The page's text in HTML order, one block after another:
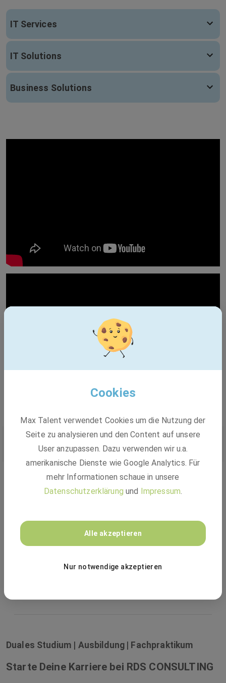
IT Services
IT Solutions
Business Solutions
Deine Einstiegsmöglichkeiten
Ausbildung
Duales Studium Freiwilliges Praktikum
Duales Studium | Ausbildung | Fachpraktikum
Starte Deine Karriere bei RDS CONSULTING
Cookies
Max Talent verwendet Cookies um die Nutzung der
Seite zu analysieren und den Content auf unsere
User anzupassen. Dazu verwenden wir u.a.
amerikanische Dienste wie Google Analytics. Für
mehr Informationen schaue in unsere
Datenschutzerklärung und Impressum.
Alle akzeptieren
Nur notwendige akzeptieren